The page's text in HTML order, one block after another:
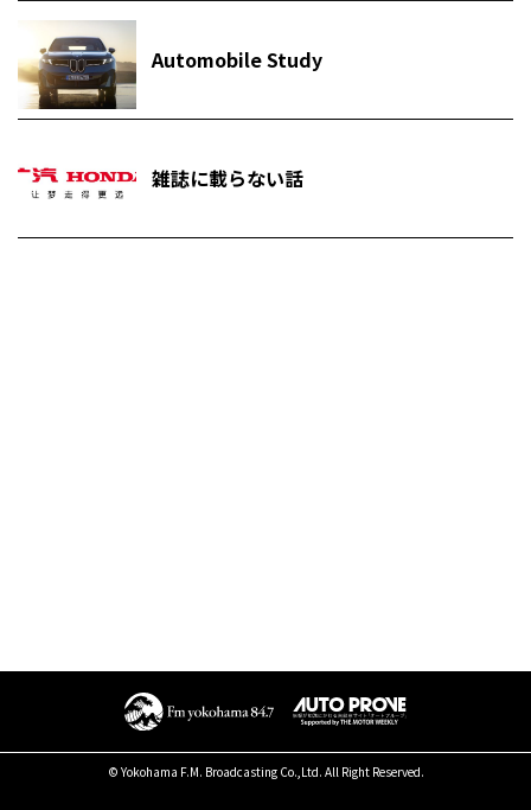
Automobile Study
雑誌に載らない話
© Yokohama F.M. Broadcasting Co.,Ltd. All Right Reserved.